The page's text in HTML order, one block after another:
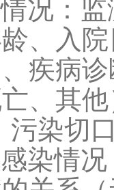
况：
、入
疾病
、其
污染切
染情